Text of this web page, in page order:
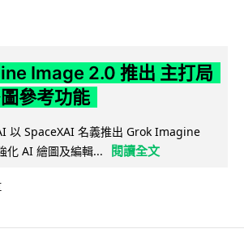
Image 2.0 推出 主打局
參考功能
以 SpaceXAI 名義推出 Grok Imagine
化 AI 繪圖及編輯...
閱讀全文